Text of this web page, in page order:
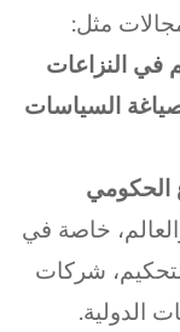
مثل:
في النزاعات
صياغة السياسات
الحكومي
خاصة في
شركات
الدولية.